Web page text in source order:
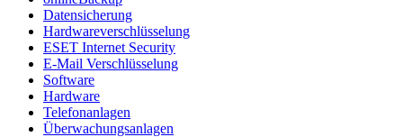
Datensicherung
Hardwareverschlüsselung
ESET Internet Security
E-Mail Verschlüsselung
Software
Hardware
Telefonanlagen
Überwachungsanlagen